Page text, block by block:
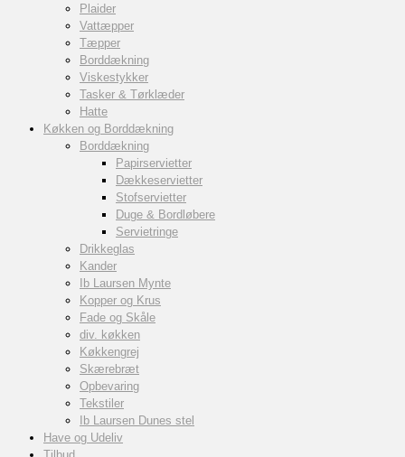
Plaider
Vattæpper
Tæpper
Borddækning
Viskestykker
Tasker & Tørklæder
Hatte
Køkken og Borddækning
Borddækning
Papirservietter
Dækkeservietter
Stofservietter
Duge & Bordløbere
Servietringe
Drikkeglas
Kander
Ib Laursen Mynte
Kopper og Krus
Fade og Skåle
div. køkken
Køkkengrej
Skærebræt
Opbevaring
Tekstiler
Ib Laursen Dunes stel
Have og Udeliv